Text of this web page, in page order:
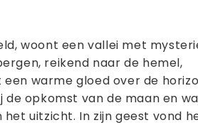
woont een vallei met
reikend naar de hemel,
warme gloed over de
de opkomst van de maan en
het uitzicht. In zijn geest vond